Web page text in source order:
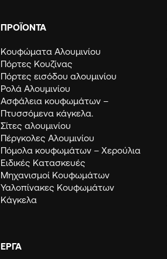
ΠΡΟΪΟΝΤΑ
Κουφώματα Αλουμινίου
Πόρτες Κουζίνας
Πόρτες εισόδου αλουμινίου
Ρολά Αλουμινίου
Ασφάλεια κουφωμάτων –
Πτυσσόμενα κάγκελα.
Σίτες αλουμινίου
Πέργκολες Αλουμινίου
Πόμολα κουφωμάτων – Χερούλια
Ειδικές Κατασκευές
Μηχανισμοί Κουφωμάτων
Υαλοπίνακες Κουφωμάτων
Κάγκελα
ΈΡΓΑ